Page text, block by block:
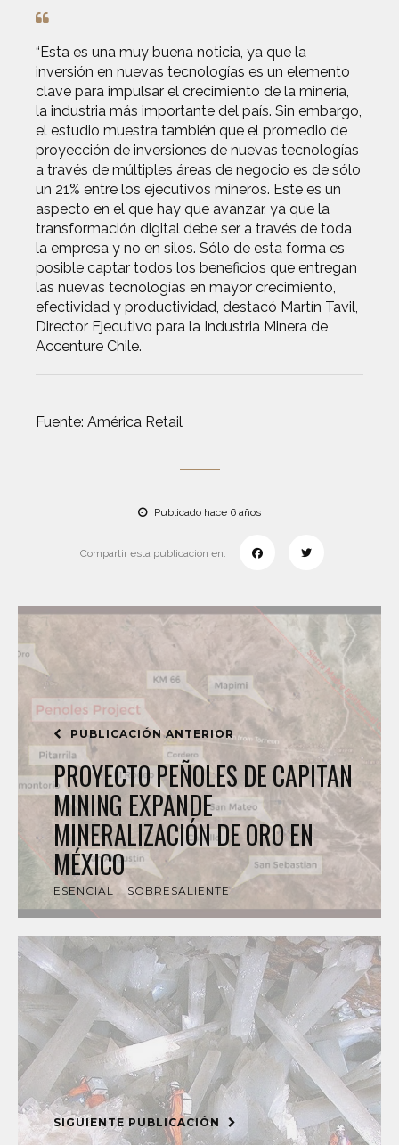
“Esta es una muy buena noticia, ya que la
inversión en nuevas tecnologías es un elemento
clave para impulsar el crecimiento de la minería,
la industria más importante del país. Sin embargo,
el estudio muestra también que el promedio de
proyección de inversiones de nuevas tecnologías
a través de múltiples áreas de negocio es de sólo
un 21% entre los ejecutivos mineros. Este es un
aspecto en el que hay que avanzar, ya que la
transformación digital debe ser a través de toda
la empresa y no en silos. Sólo de esta forma es
posible captar todos los beneficios que entregan
las nuevas tecnologías en mayor crecimiento,
efectividad y productividad, destacó Martín Tavil,
Director Ejecutivo para la Industria Minera de
Accenture Chile.
Fuente: América Retail
Publicado hace 6 años
Compartir esta publicación en:
PUBLICACIÓN ANTERIOR
PROYECTO PEÑOLES DE CAPITAN
MINING EXPANDE
MINERALIZACIÓN DE ORO EN
MÉXICO
ESENCIAL SOBRESALIENTE
SIGUIENTE PUBLICACIÓN